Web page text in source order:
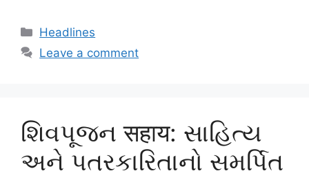
Categories
Headlines
Leave a comment
શિવપૂજન सहाय: સાહિત્ય
અને પત્રકારિતાનો સમર્પિત